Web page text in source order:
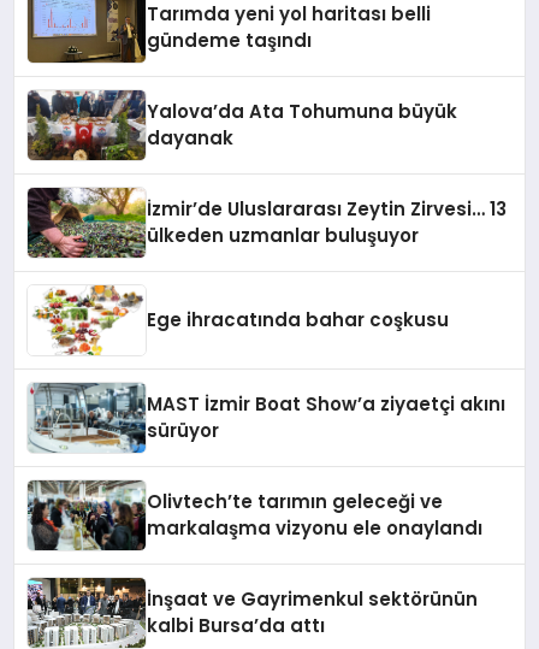
Tarımda yeni yol haritası belli
gündeme taşındı
Yalova’da Ata Tohumuna büyük
dayanak
İzmir’de Uluslararası Zeytin Zirvesi… 13
ülkeden uzmanlar buluşuyor
Ege ihracatında bahar coşkusu
MAST İzmir Boat Show’a ziyaetçi akını
sürüyor
Olivtech’te tarımın geleceği ve
markalaşma vizyonu ele onaylandı
İnşaat ve Gayrimenkul sektörünün
kalbi Bursa’da attı